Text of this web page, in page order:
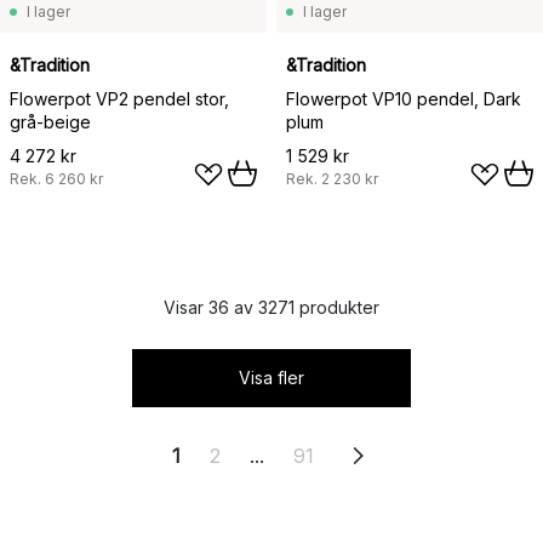
I lager
&Tradition
Flowerpot VP2 pendel stor,
grå-beige
4 272 kr
Rek. 6 260 kr
I lager
&Tradition
Flowerpot VP10 pendel, Dark
plum
1 529 kr
Rek. 2 230 kr
Visar 36 av 3271 produkter
Visa fler
1 2 ... 91